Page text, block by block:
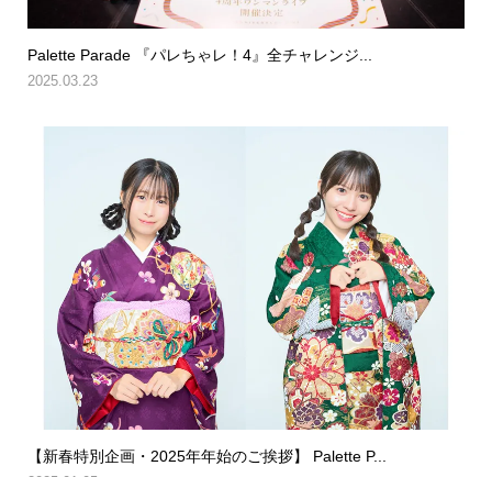
Palette Parade 『パレちゃレ！4』全チャレンジ...
2025.03.23
【新春特別企画・2025年年始のご挨拶】 Palette P...